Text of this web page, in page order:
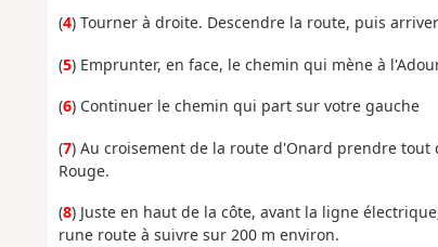
(4) Tourner à droite. Descendre la route, puis
(5) Emprunter, en face, le chemin qui mène à
(6) Continuer le chemin qui part sur votre gauche
(7) Au croisement de la route d'Onard prendre
Rouge.
(8) Juste en haut de la côte, avant la ligne
rune route à suivre sur 200 m environ.